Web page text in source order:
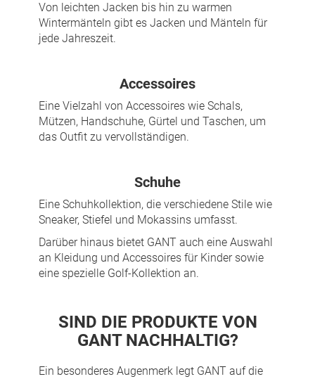
Von leichten Jacken bis hin zu warmen
Wintermänteln gibt es Jacken und Mänteln für
jede Jahreszeit.
Accessoires
Eine Vielzahl von Accessoires wie Schals,
Mützen, Handschuhe, Gürtel und Taschen, um
das Outfit zu vervollständigen.
Schuhe
Eine Schuhkollektion, die verschiedene Stile wie
Sneaker, Stiefel und Mokassins umfasst.
Darüber hinaus bietet GANT auch eine Auswahl
an Kleidung und Accessoires für Kinder sowie
eine spezielle Golf-Kollektion an.
SIND DIE PRODUKTE VON
GANT NACHHALTIG?
Ein besonderes Augenmerk legt GANT auf die